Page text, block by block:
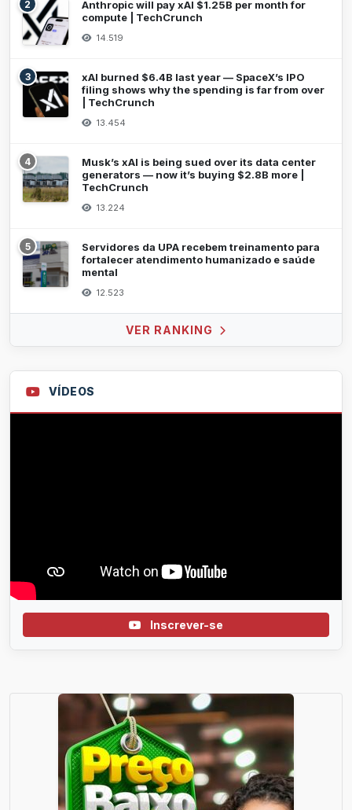
2
Anthropic will pay xAI $1.25B per month for
compute | TechCrunch
14.519
3
xAI burned $6.4B last year — SpaceX’s IPO
filing shows why the spending is far from over
| TechCrunch
13.454
4
Musk’s xAI is being sued over its data center
generators — now it’s buying $2.8B more |
TechCrunch
13.224
5
Servidores da UPA recebem treinamento para
fortalecer atendimento humanizado e saúde
mental
12.523
VER RANKING
VÍDEOS
Inscrever-se